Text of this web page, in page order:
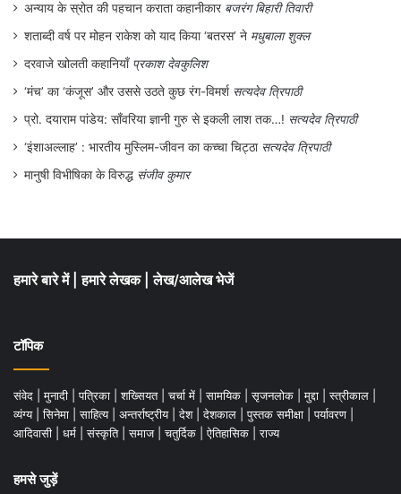
अन्याय के स्रोत की पहचान कराता कहानीकार बजरंग बिहारी तिवारी
शताब्दी वर्ष पर मोहन राकेश को याद किया ‘बतरस’ ने मधुबाला शुक्ल
दरवाजे खोलती कहानियाँ प्रकाश देवकुलिश
‘मंच’ का ‘कंजूस’ और उससे उठते कुछ रंग-विमर्श सत्यदेव त्रिपाठी
प्रो. दयाराम पांडेय: साँवरिया ज्ञानी गुरु से इकली लाश तक…! सत्यदेव त्रिपाठी
‘इंशाअल्लाह’ : भारतीय मुस्लिम-जीवन का कच्चा चिट्ठा सत्यदेव त्रिपाठी
मानुषी विभीषिका के विरुद्ध संजीव कुमार
हमारे बारे में हमारे लेखक लेख/आलेख भेजें
टॉपिक
संवेद मुनादी पत्रिका शख्सियत चर्चा में सामयिक सृजनलोक मुद्दा स्त्रीकाल
व्यंग्य
सिनेमा साहित्य अन्तर्राष्ट्रीय देश देशकाल पुस्तक समीक्षा पर्यावरण
आदिवासी
धर्म संस्कृति समाज चतुर्दिक ऐतिहासिक राज्य
हमसे जुड़ें